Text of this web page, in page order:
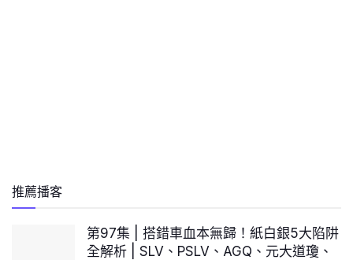
推薦播客
第97集 | 搭錯車血本無歸！紙白銀5大陷阱
全解析 | SLV、PSLV、AGQ、元大道瓊、